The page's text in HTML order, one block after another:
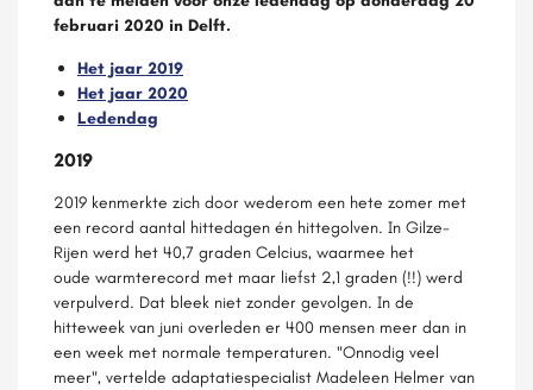
februari 2020 in Delft.
Het jaar 2019
Het jaar 2020
Ledendag
2019
2019 kenmerkte zich door wederom een hete zomer met
een record aantal hittedagen én hittegolven. In Gilze-
Rijen werd het 40,7 graden Celcius, waarmee het
oude warmterecord met maar liefst 2,1 graden (!!) werd
verpulverd. Dat bleek niet zonder gevolgen. In de
hitteweek van juni overleden er 400 mensen meer dan in
een week met normale temperaturen. "Onnodig veel
meer", vertelde adaptatiespecialist Madeleen Helmer van